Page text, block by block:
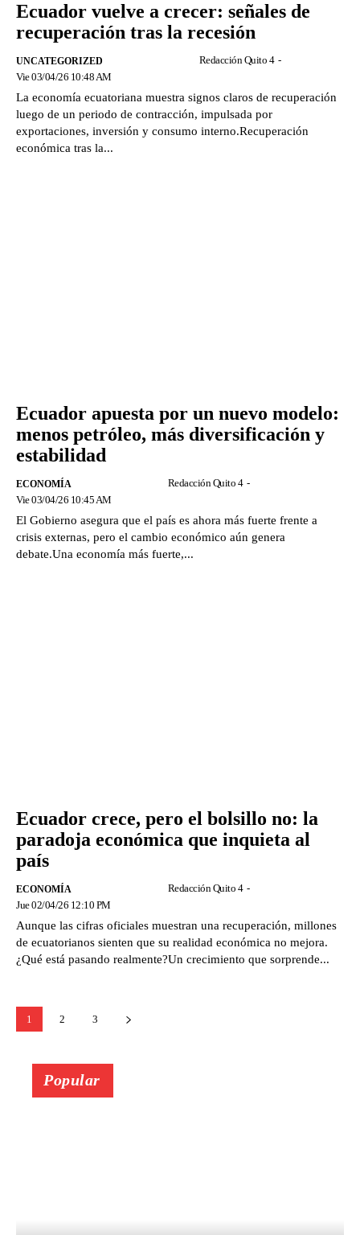
Ecuador vuelve a crecer: señales de
recuperación tras la recesión
UNCATEGORIZED Redacción Quito 4 -
Vie 03/04/26 10:48 AM
La economía ecuatoriana muestra signos claros de recuperación
luego de un periodo de contracción, impulsada por
exportaciones, inversión y consumo interno.Recuperación
económica tras la...
Ecuador apuesta por un nuevo modelo:
menos petróleo, más diversificación y
estabilidad
ECONOMÍA Redacción Quito 4 -
Vie 03/04/26 10:45 AM
El Gobierno asegura que el país es ahora más fuerte frente a
crisis externas, pero el cambio económico aún genera
debate.Una economía más fuerte,...
Ecuador crece, pero el bolsillo no: la
paradoja económica que inquieta al
país
ECONOMÍA Redacción Quito 4 -
Jue 02/04/26 12:10 PM
Aunque las cifras oficiales muestran una recuperación, millones
de ecuatorianos sienten que su realidad económica no mejora.
¿Qué está pasando realmente?Un crecimiento que sorprende...
1 2 3
Popular